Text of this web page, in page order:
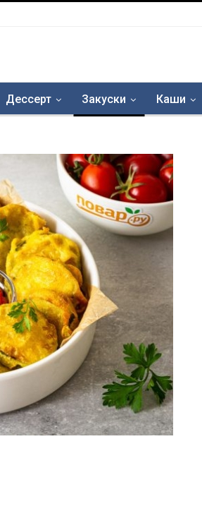
Дессерт Закуски Каши